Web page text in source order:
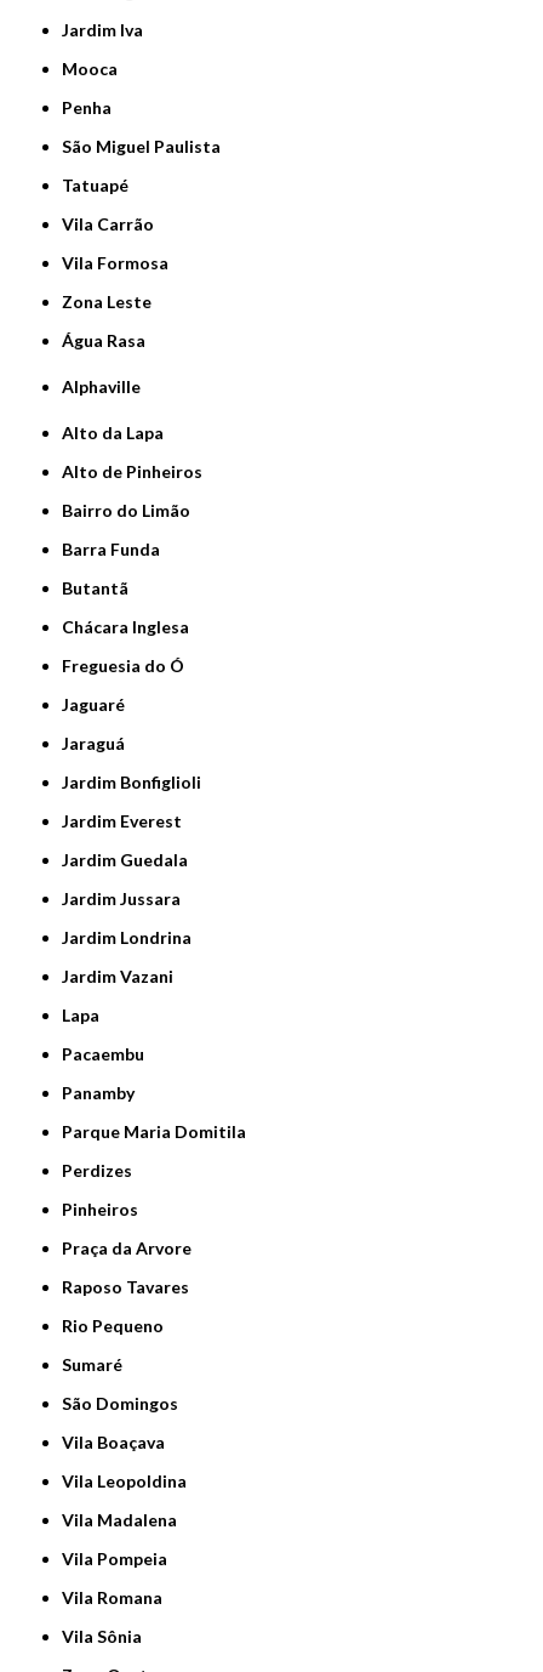
Jardim Iva
Mooca
Penha
São Miguel Paulista
Tatuapé
Vila Carrão
Vila Formosa
Zona Leste
Água Rasa
Alphaville
Alto da Lapa
Alto de Pinheiros
Bairro do Limão
Barra Funda
Butantã
Chácara Inglesa
Freguesia do Ó
Jaguaré
Jaraguá
Jardim Bonfiglioli
Jardim Everest
Jardim Guedala
Jardim Jussara
Jardim Londrina
Jardim Vazani
Lapa
Pacaembu
Panamby
Parque Maria Domitila
Perdizes
Pinheiros
Praça da Arvore
Raposo Tavares
Rio Pequeno
Sumaré
São Domingos
Vila Boaçava
Vila Leopoldina
Vila Madalena
Vila Pompeia
Vila Romana
Vila Sônia